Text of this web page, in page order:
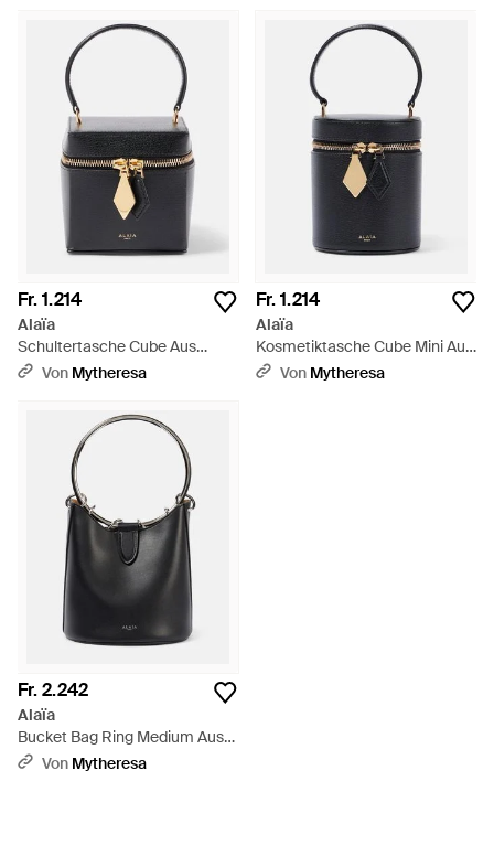
Fr. 1.214
Alaïa
Schultertasche Cube Aus
Leder - Schwarz
Von Mytheresa
Fr. 1.214
Alaïa
Kosmetiktasche Cube Mini Aus
Leder - Schwarz
Von Mytheresa
Fr. 2.242
Alaïa
Bucket Bag Ring Medium Aus
Leder - Schwarz
Von Mytheresa